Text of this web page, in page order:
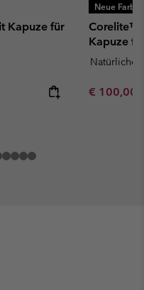
Kapuze für
Neue
Corelite™
Kapuze
Natürliche
Minimum
€ 100,00